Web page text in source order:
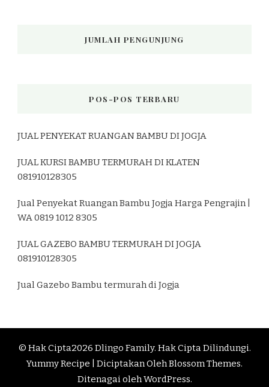
JUMLAH PENGUNJUNG
POS-POS TERBARU
JUAL PENYEKAT RUANGAN BAMBU DI JOGJA
JUAL KURSI BAMBU TERMURAH DI KLATEN
081910128305
Jual Penyekat Ruangan Bambu Jogja Harga Pengrajin |
WA 0819 1012 8305
JUAL GAZEBO BAMBU TERMURAH DI JOGJA
081910128305
Jual Gazebo Bambu termurah di Jogja
© Hak Cipta2026 Dlingo Family. Hak Cipta Dilindungi.
Yummy Recipe | Diciptakan OlehBlossom Themes.
Ditenagai olehWordPress.